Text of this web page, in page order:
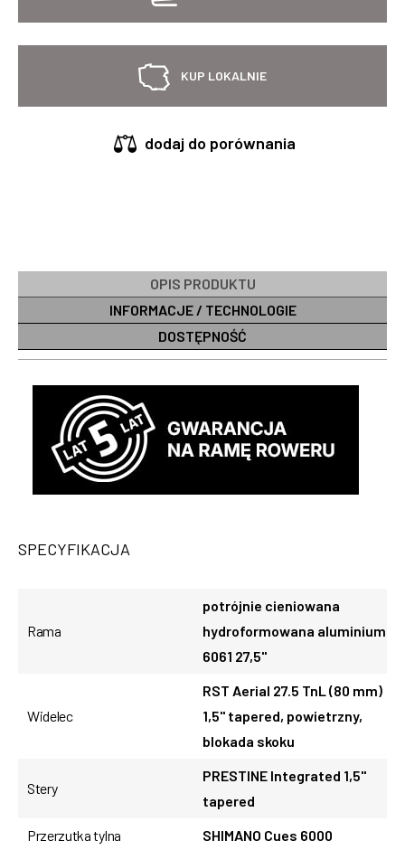
KUP LOKALNIE
dodaj do porównania
OPIS PRODUKTU
INFORMACJE / TECHNOLOGIE
DOSTĘPNOŚĆ
SPECYFIKACJA
Rama
potrójnie cieniowana
hydroformowana aluminium
6061 27,5"
Widelec
RST Aerial 27.5 TnL (80 mm)
1,5" tapered, powietrzny,
blokada skoku
Stery
PRESTINE Integrated 1,5"
tapered
Przerzutka tylna
SHIMANO Cues 6000